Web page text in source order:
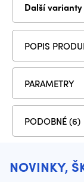
POPIS
PARAMETRY
PODOBNÉ (6)
NOVINKY,